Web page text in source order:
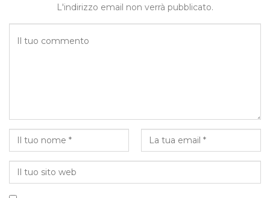
L'indirizzo email non verrà pubblicato.